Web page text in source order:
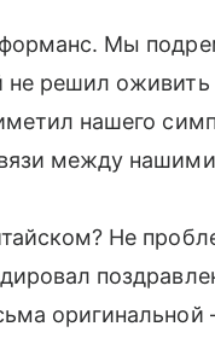
Мы
не решил
нашего
между
Не